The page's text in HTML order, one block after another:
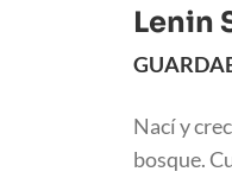
Lenin
Nací y
bosque.